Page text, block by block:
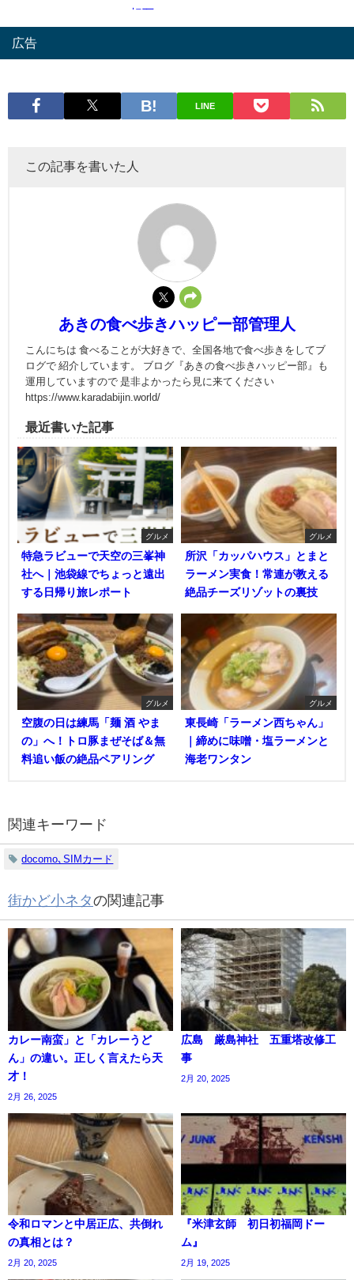
広告
LINE
この記事を書いた人
あきの食べ歩きハッピー部管理人
こんにちは 食べることが大好きで、全国各地で食べ歩きをしてブ
ログで 紹介しています。 ブログ『あきの食べ歩きハッピー部』も
運用していますので 是非よかったら見に来てください
https://www.karadabijin.world/
最近書いた記事
グルメ
特急ラビューで天空の三峯神
社へ｜池袋線でちょっと遠出
する日帰り旅レポート
グルメ
所沢「カッパハウス」とまと
ラーメン実食！常連が教える
絶品チーズリゾットの裏技
グルメ
空腹の日は練馬「麺 酒 やま
の」へ！トロ豚まぜそば＆無
料追い飯の絶品ペアリング
グルメ
東長崎「ラーメン西ちゃん」
｜締めに味噌・塩ラーメンと
海老ワンタン
関連キーワード
docomo､SIMカード
街かど小ネタの関連記事
カレー南蛮」と「カレーうど
ん」の違い。正しく言えたら天
才！
2月 26, 2025
広島 厳島神社 五重塔改修工
事
2月 20, 2025
令和ロマンと中居正広、共倒れ
の真相とは？
2月 20, 2025
『米津玄師 初日初福岡ドー
ム』
2月 19, 2025